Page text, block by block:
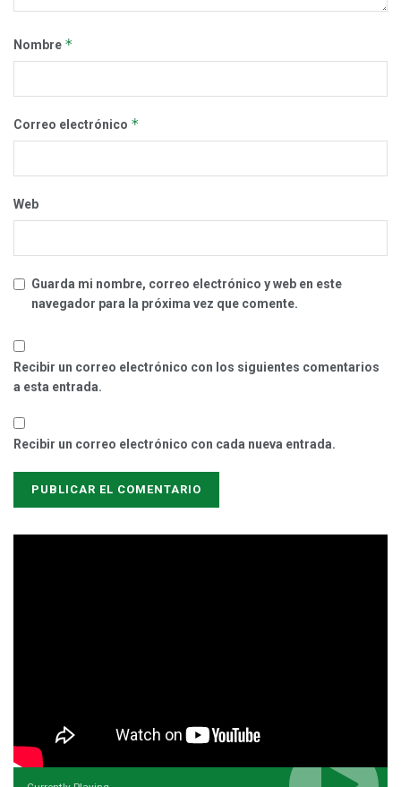
Nombre *
Correo electrónico *
Web
Guarda mi nombre, correo electrónico y web en este
navegador para la próxima vez que comente.
Recibir un correo electrónico con los siguientes comentarios
a esta entrada.
Recibir un correo electrónico con cada nueva entrada.